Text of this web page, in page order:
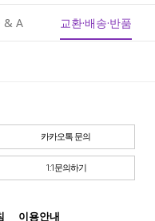
& A 교환·배송·반품
카카오톡 문의
1:1문의하기
이용안내